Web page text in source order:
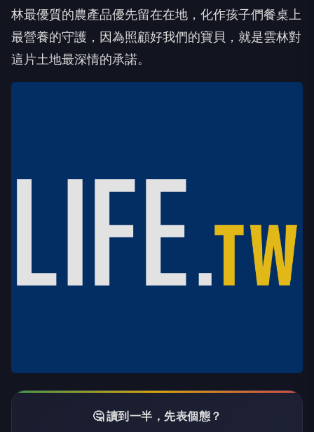
林最優質的農產品優先留在在地，化作孩子們餐桌上
最營養的守護，因為照顧好我們的寶貝，就是雲林對
這片土地最深情的承諾。
🤔 讀到一半，先表個態？